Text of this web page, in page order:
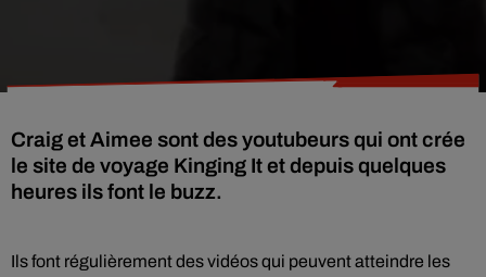
Craig et Aimee sont des youtubeurs qui ont crée
le site de voyage Kinging It et depuis quelques
heures ils font le buzz.
Ils font régulièrement des vidéos qui peuvent atteindre les